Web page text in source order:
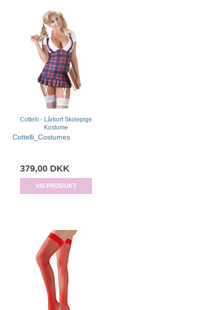
Cottelli - Lårkort Skolepige
Kostume
Cottelli_Costumes
379,00 DKK
VIS PRODUKT